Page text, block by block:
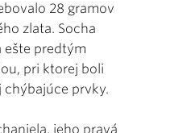
28 gramov
zlata. Socha
ešte predtým
pri ktorej boli
chýbajúce prvky.
jeho pravá